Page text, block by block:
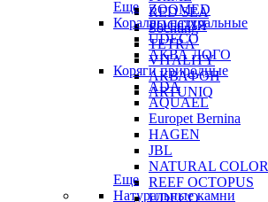
RED SEA
Sochting
TETRA
VITALITY
АКВАФОН
ARTUNIQ
ZOOMED
РОССИЯ
Еще
Кораллы натуральные
UDECO
АКВА ЛОГО
Коряги природные
ADA
AQUAEL
Europet Bernina
HAGEN
JBL
NATURAL COLOR
REEF OCTOPUS
UDECO
Еще
Натуральные камни